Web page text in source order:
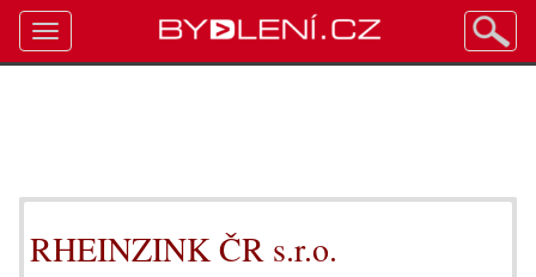
RHEINZINK ČR s.r.o.
Toggle
navigation